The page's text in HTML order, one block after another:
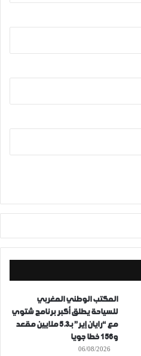
المكتب الوطني المغربي
للسياحة يطلق أكبر برنامج شتوي
مع “رايان إير” بـ5.3 ملايين مقعد
و156 خطا جويا
06/08/2026